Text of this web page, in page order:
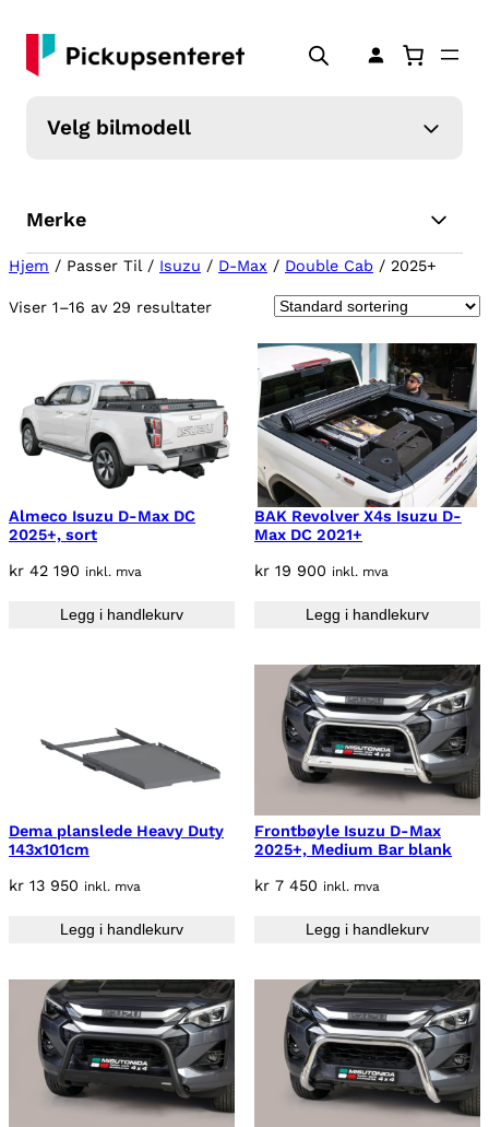
Velg bilmodell
Merke
Hjem / Passer Til / Isuzu / D-Max / Double Cab / 2025+
Viser 1–16 av 29 resultater
Almeco Isuzu D-Max DC
2025+, sort
kr 42 190 inkl. mva
Legg i handlekurv
BAK Revolver X4s Isuzu D-
Max DC 2021+
kr 19 900 inkl. mva
Legg i handlekurv
Dema planslede Heavy Duty
143x101cm
kr 13 950 inkl. mva
Legg i handlekurv
Frontbøyle Isuzu D-Max
2025+, Medium Bar blank
kr 7 450 inkl. mva
Legg i handlekurv